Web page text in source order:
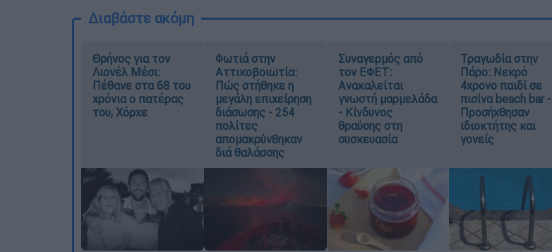
Διαβάστε ακόμη
Θρήνος για τον
Λιονέλ Μέσι:
Πέθανε στα 68 του
χρόνια ο πατέρας
του, Χόρχε
Φωτιά στην
Αττικοβοιωτία:
Πώς στήθηκε η
μεγάλη επιχείρηση
διάσωσης - 254
πολίτες
απομακρύνθηκαν
διά θαλάσσης
Συναγερμός από
τον ΕΦΕΤ:
Ανακαλείται
γνωστή μαρμελάδα
- Κίνδυνος
θραύσης στη
συσκευασία
Τραγωδία στην
Πάρο: Νεκρό
4χρονο παιδί σε
πισίνα beach bar -
Προσήχθησαν
ιδιοκτήτης και
γονείς